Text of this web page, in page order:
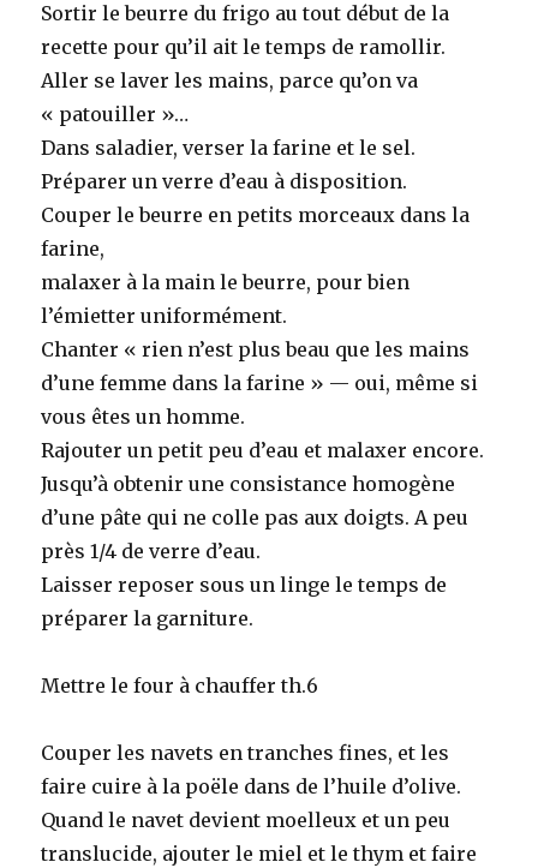
Sortir le beurre du frigo au tout début de la
recette pour qu’il ait le temps de ramollir.
Aller se laver les mains, parce qu’on va
« patouiller »…
Dans saladier, verser la farine et le sel.
Préparer un verre d’eau à disposition.
Couper le beurre en petits morceaux dans la
farine,
malaxer à la main le beurre, pour bien
l’émietter uniformément.
Chanter « rien n’est plus beau que les mains
d’une femme dans la farine » — oui, même si
vous êtes un homme.
Rajouter un petit peu d’eau et malaxer encore.
Jusqu’à obtenir une consistance homogène
d’une pâte qui ne colle pas aux doigts. A peu
près 1/4 de verre d’eau.
Laisser reposer sous un linge le temps de
préparer la garniture.
Mettre le four à chauffer th.6
Couper les navets en tranches fines, et les
faire cuire à la poële dans de l’huile d’olive.
Quand le navet devient moelleux et un peu
translucide, ajouter le miel et le thym et faire